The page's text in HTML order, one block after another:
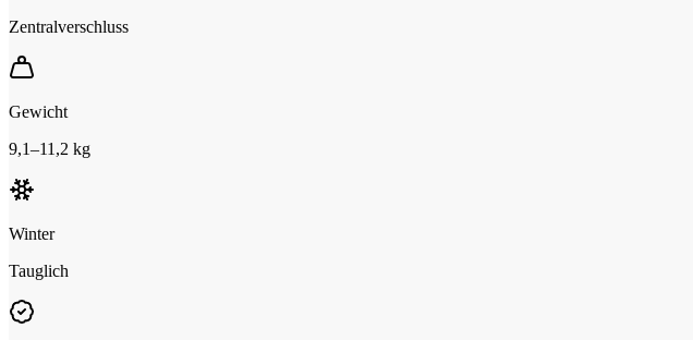
Zentralverschluss
Gewicht
9,1–11,2 kg
Winter
Tauglich